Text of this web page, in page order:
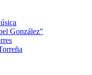
González"